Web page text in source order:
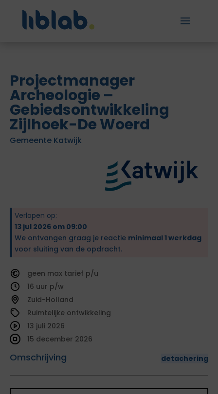
Projectmanager
Archeologie –
Gebiedsontwikkeling
Zijlhoek-De Woerd
Gemeente Katwijk
Verlopen op:
13 jul 2026 om 09:00
We ontvangen graag je reactie minimaal 1 werkdag
voor sluiting van de opdracht.
geen
tarief
16
Zuid-Holland
Ruimtelijke ontwikkeling
Omschrijving detachering
13 juli 2026
15 december 2026